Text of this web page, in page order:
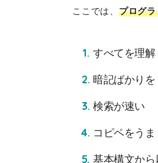
ここでは、 プログ
すべてを理
暗記ばかり
検索が速い
コピペをう
基本構文か